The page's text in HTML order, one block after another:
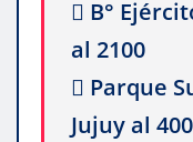
 B°
al 2100
 Parque
Jujuy al